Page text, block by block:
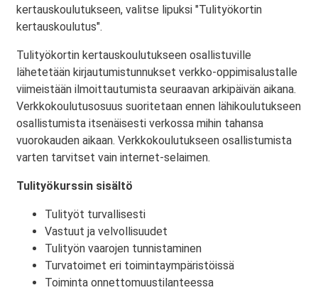
kertauskoulutukseen, valitse lipuksi "Tulityökortin
kertauskoulutus".
Tulityökortin kertauskoulutukseen osallistuville
lähetetään kirjautumistunnukset verkko-oppimisalustalle
viimeistään ilmoittautumista seuraavan arkipäivän aikana.
Verkkokoulutusosuus suoritetaan ennen lähikoulutukseen
osallistumista itsenäisesti verkossa mihin tahansa
vuorokauden aikaan. Verkkokoulutukseen osallistumista
varten tarvitset vain internet-selaimen.
Tulityökurssin sisältö
Tulityöt turvallisesti
Vastuut ja velvollisuudet
Tulityön vaarojen tunnistaminen
Turvatoimet eri toimintaympäristöissä
Toiminta onnettomuustilanteessa